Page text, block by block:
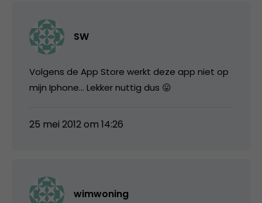
SW
Volgens de App Store werkt deze app niet op
mijn Iphone… Lekker nuttig dus 😛
25 mei 2012 om 14:26
wimwoning